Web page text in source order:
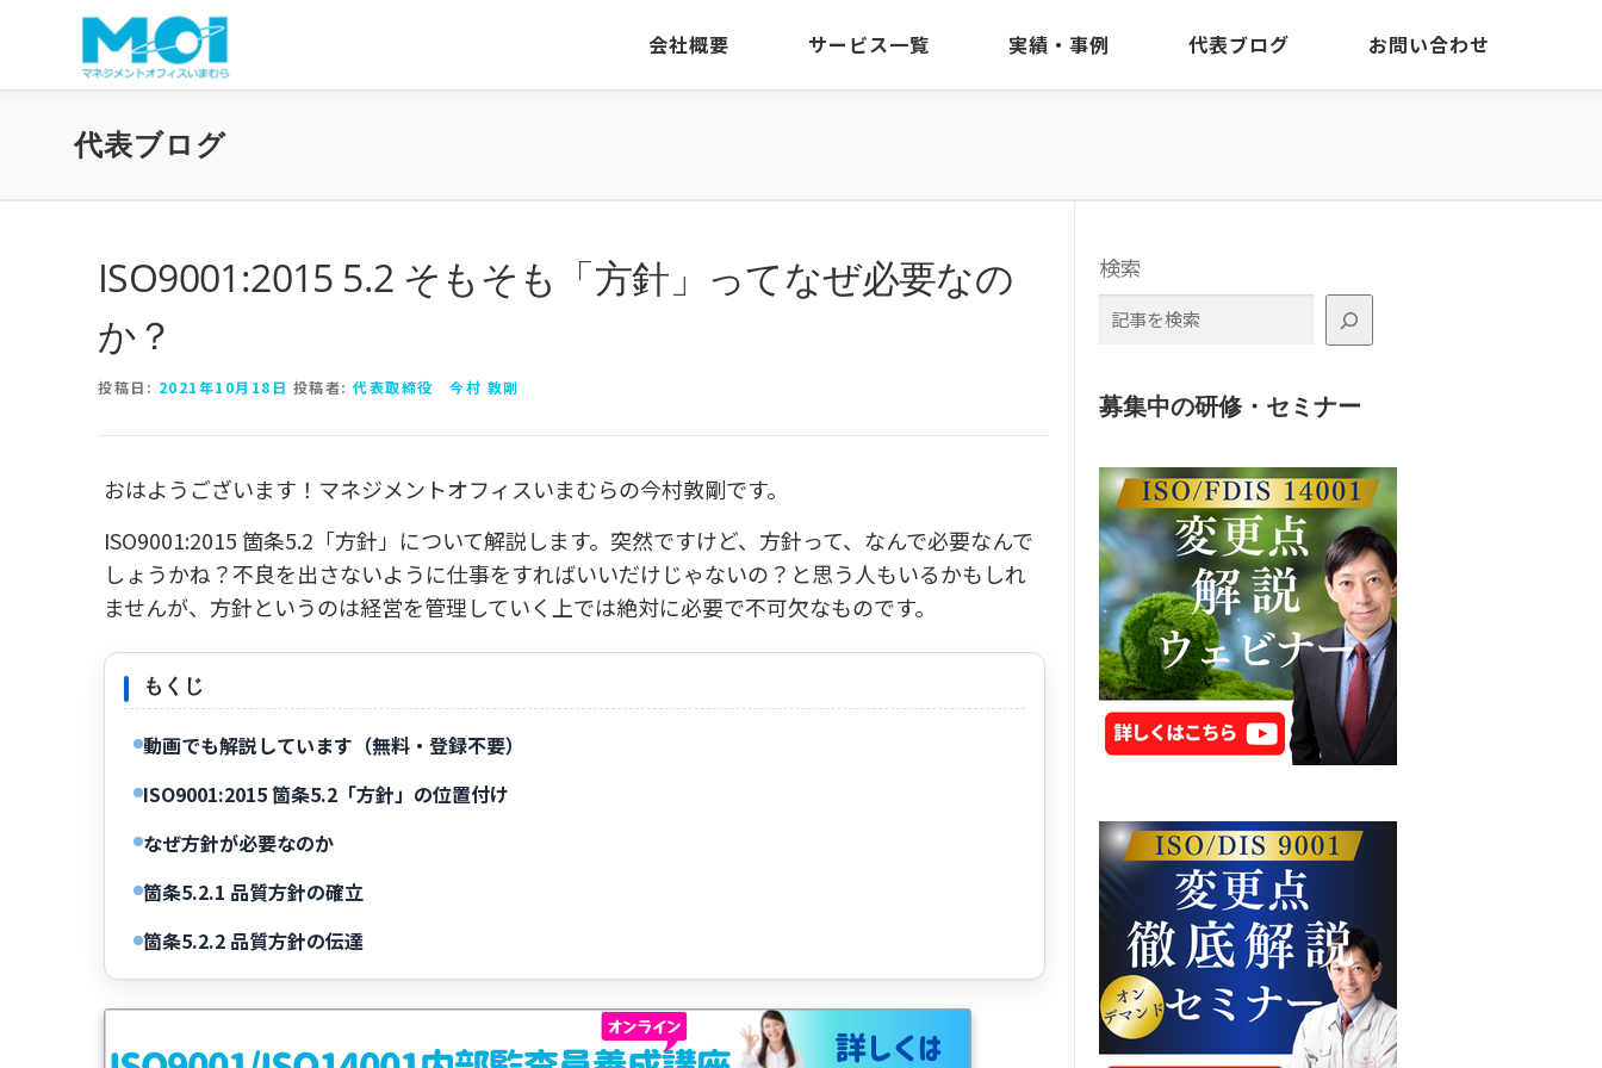
コンテンツへスキップ
会社概要 サービス一覧 実績・事例 代表ブログ お問い合わせ
代表ブログ
ISO9001:2015 5.2 そもそも「方針」ってなぜ必要なの
か？
投稿日: 2021年10月18日 投稿者: 代表取締役 今村 敦剛
おはようございます！マネジメントオフィスいまむらの今村敦剛です。
ISO9001:2015 箇条5.2「方針」について解説します。突然ですけど、方針って、なんで必要なんで
しょうかね？不良を出さないように仕事をすればいいだけじゃないの？と思う人もいるかもしれ
ませんが、方針というのは経営を管理していく上では絶対に必要で不可欠なものです。
もくじ
動画でも解説しています（無料・登録不要）
ISO9001:2015 箇条5.2「方針」の位置付け
なぜ方針が必要なのか
箇条5.2.1 品質方針の確立
箇条5.2.2 品質方針の伝達
検索
募集中の研修・セミナー